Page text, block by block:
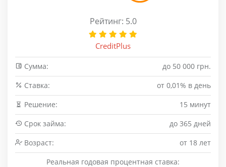
Рейтинг: 5.0
CreditPlus
Сумма:
до 50 000 грн.
Cтавка:
от 0,01% в день
Решение:
15 минут
Срок займа:
до 365 дней
Возраст:
от 18 лет
Реальная годовая процентная ставка: